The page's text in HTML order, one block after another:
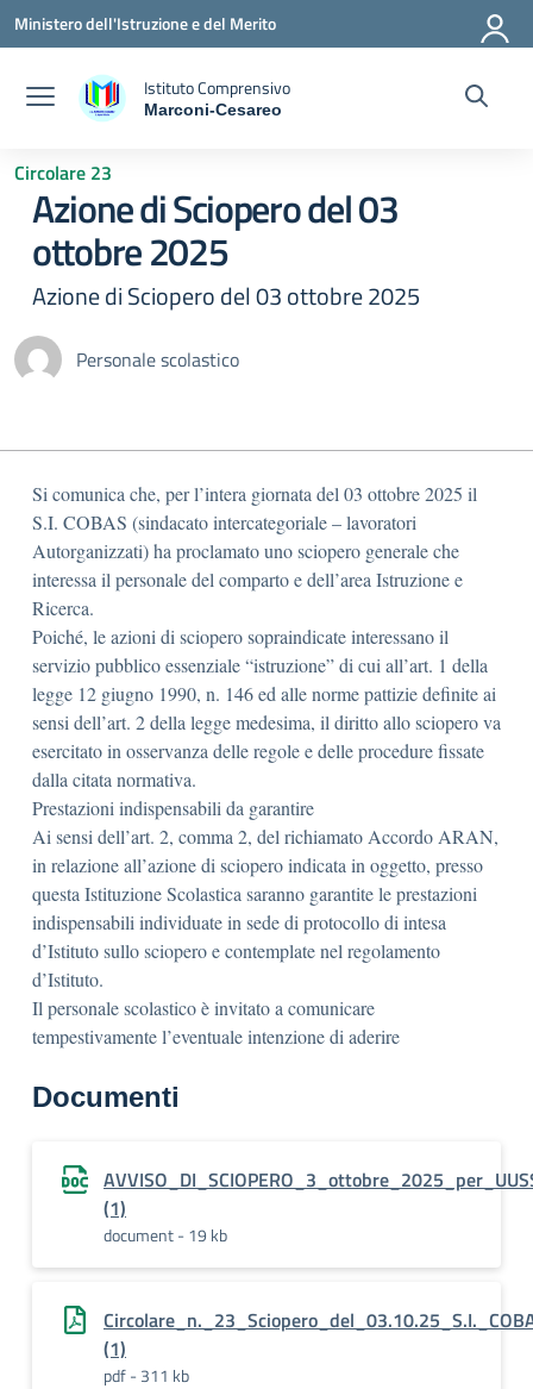
Vai ai contenuti
Vai al menu di navigazione
Vai al footer
Ministero dell'Istruzione e del Merito
Istituto Comprensivo
Marconi-Cesareo
Circolare 23
Azione di Sciopero del 03
ottobre 2025
Azione di Sciopero del 03 ottobre 2025
Personale scolastico
Si comunica che, per l’intera giornata del 03 ottobre 2025 il
S.I. COBAS (sindacato intercategoriale – lavoratori
Autorganizzati) ha proclamato uno sciopero generale che
interessa il personale del comparto e dell’area Istruzione e
Ricerca.
Poiché, le azioni di sciopero sopraindicate interessano il
servizio pubblico essenziale “istruzione” di cui all’art. 1 della
legge 12 giugno 1990, n. 146 ed alle norme pattizie definite ai
sensi dell’art. 2 della legge medesima, il diritto allo sciopero va
esercitato in osservanza delle regole e delle procedure fissate
dalla citata normativa.
Prestazioni indispensabili da garantire
Ai sensi dell’art. 2, comma 2, del richiamato Accordo ARAN,
in relazione all’azione di sciopero indicata in oggetto, presso
questa Istituzione Scolastica saranno garantite le prestazioni
indispensabili individuate in sede di protocollo di intesa
d’Istituto sullo sciopero e contemplate nel regolamento
d’Istituto.
Il personale scolastico è invitato a comunicare
tempestivamente l’eventuale intenzione di aderire
Documenti
(1)
document - 19 kb
(1)
pdf - 311 kb